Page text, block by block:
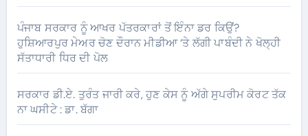
ਪੰਜਾਬ ਸਰਕਾਰ ਨੂੰ ਆਖਰ ਪੱਤਰਕਾਰਾਂ ਤੋਂ ਇੰਨਾ ਡਰ ਕਿਉਂ?
ਹੁਸ਼ਿਆਰਪੁਰ ਮੇਅਰ ਚੋਣ ਦੌਰਾਨ ਮੀਡੀਆ ‘ਤੇ ਲੱਗੀ ਪਾਬੰਦੀ ਨੇ ਖੋਲ੍ਹੀ
ਸੱਤਾਧਾਰੀ ਧਿਰ ਦੀ ਪੋਲ
ਸਰਕਾਰ ਡੀ.ਏ. ਤੁਰੰਤ ਜਾਰੀ ਕਰੇ, ਹੁਣ ਕੇਸ ਨੂੰ ਅੱਗੇ ਸੁਪਰੀਮ ਕੋਰਟ ਤੱਕ
ਨਾ ਘਸੀਟੇ : ਡਾ. ਬੱਗਾ